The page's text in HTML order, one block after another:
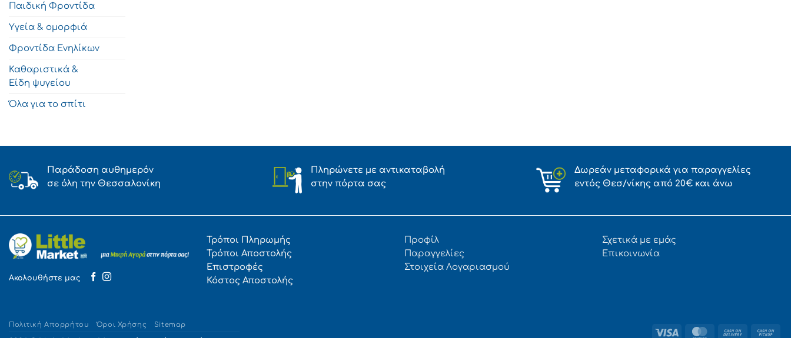
Παιδική Φροντίδα
Υγεία & ομορφιά
Φροντίδα Ενηλίκων
Καθαριστικά &
Είδη ψυγείου
Όλα για το σπίτι
Παράδοση αυθημερόν
σε όλη την Θεσσαλονίκη
Πληρώνετε με αντικαταβολή
στην πόρτα σας
Δωρεάν μεταφορικά για παραγγελίες
εντός Θεσ/νίκης από 20€ και άνω
Ακολουθήστε μας
Τρόποι Πληρωμής
Τρόποι Αποστολής
Επιστροφές
Κόστος Αποστολής
Προφίλ
Παραγγελίες
Στοιχεία Λογαριασμού
Σχετικά με εμάς
Επικοινωνία
Visa MasterCard
Cash
Πολιτική Απορρήτου Όροι Χρήσης Sitemap